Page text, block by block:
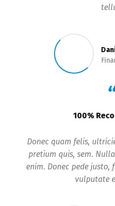
100%
Donec quam felis,
pretium quis, sem.
enim. Donec pede
vulputate